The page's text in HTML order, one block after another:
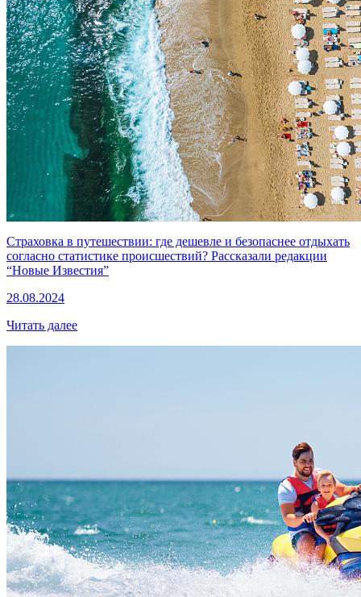
Страховка в путешествии: где дешевле и безопаснее отдыхать
согласно статистике происшествий? Рассказали редакции
“Новые Известия”
28.08.2024
Читать далее